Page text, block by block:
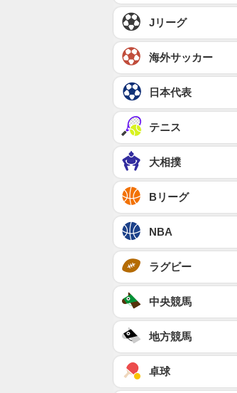
Jリーグ
海外サッカー
日本代表
テニス
大相撲
Bリーグ
NBA
ラグビー
中央競馬
地方競馬
卓球